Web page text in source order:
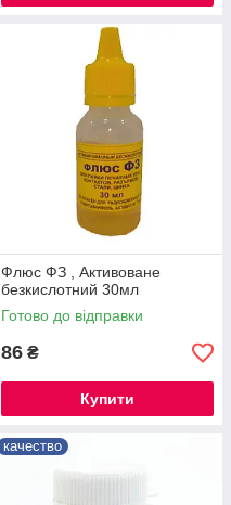
Флюс ФЗ , Активоване
безкислотний 30мл
Готово до відправки
86 ₴
Купити
качество